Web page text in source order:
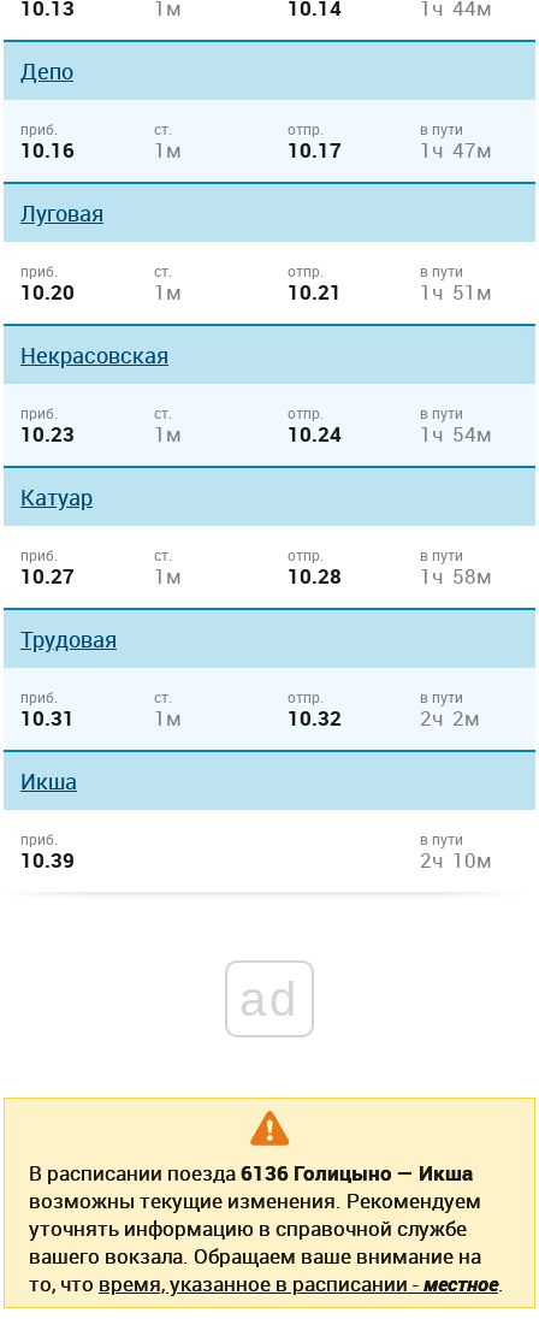
10.13 1м 10.14 1ч 44м
Депо
приб.
10.16
ст.
1м
отпр.
10.17
в пути
1ч 47м
Луговая
приб.
10.20
ст.
1м
отпр.
10.21
в пути
1ч 51м
Некрасовская
приб.
10.23
ст.
1м
отпр.
10.24
в пути
1ч 54м
Катуар
приб.
10.27
ст.
1м
отпр.
10.28
в пути
1ч 58м
Трудовая
приб.
10.31
ст.
1м
отпр.
10.32
в пути
2ч 2м
Икша
приб.
10.39
в пути
2ч 10м
ad
В расписании поезда6136 Голицыно — Икша
возможны текущие изменения. Рекомендуем
уточнять информацию в справочной службе
вашего вокзала. Обращаем ваше внимание на
то, что время, указанное в расписании -местное.